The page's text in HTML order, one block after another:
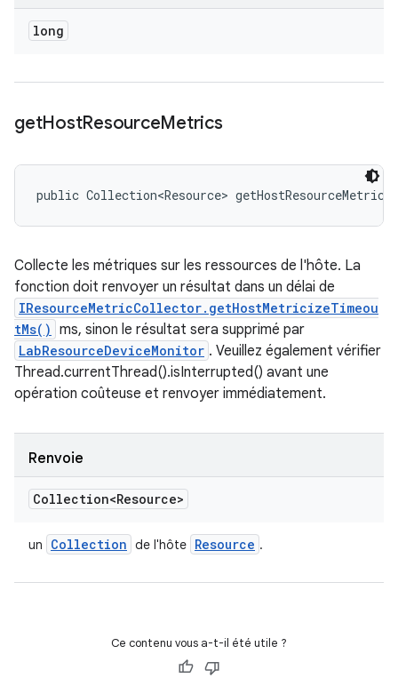
long
getHostResourceMetrics
public Collection<Resource>
Collecte les métriques sur les ressources de l'hôte. La
fonction doit renvoyer un résultat dans un délai de
IResourceMetricCollector.getHostMetricizeTimeou
tMs() ms, sinon le résultat sera supprimé par
LabResourceDeviceMonitor . Veuillez également vérifier
Thread.currentThread().isInterrupted() avant une
opération coûteuse et renvoyer immédiatement.
Renvoie
Collection<Resource>
un Collection de l'hôte Resource .
Ce contenu vous a-t-il été utile ?